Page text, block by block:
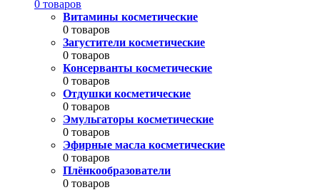
0 товаров
Витамины косметические
0 товаров
Загустители косметические
0 товаров
Консерванты косметические
0 товаров
Отдушки косметические
0 товаров
Эмульгаторы косметические
0 товаров
Эфирные масла косметические
0 товаров
Плёнкообразователи
0 товаров